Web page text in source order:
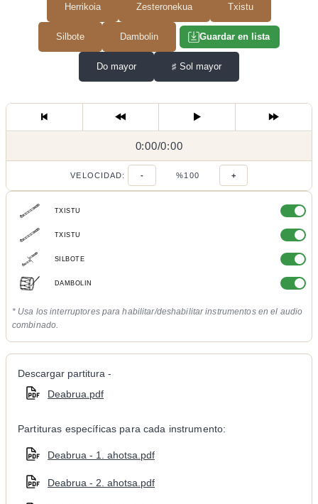
Herrikoia Zesteronekua Txistu
Silbote Dambolin Guardar en lista
Do mayor ♯ Sol mayor
0:00/
0:00/0:00
VELOCIDAD: - %100 +
TXISTU
TXISTU
SILBOTE
DAMBOLIN
* Usa los interruptores para habilitar/deshabilitar instrumentos en el audio
combinado.
Descargar partitura -
Deabrua.pdf
Partituras específicas para cada instrumento:
Deabrua - 1. ahotsa.pdf
Deabrua - 2. ahotsa.pdf